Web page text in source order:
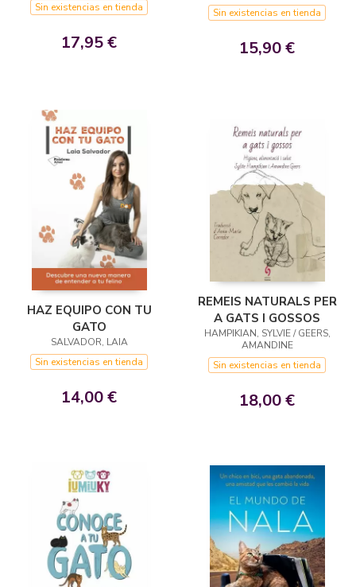
Sin existencias en tienda
17,95 €
Sin existencias en tienda
15,90 €
HAZ EQUIPO CON TU
GATO
SALVADOR, LAIA
Sin existencias en tienda
14,00 €
REMEIS NATURALS PER
A GATS I GOSSOS
HAMPIKIAN, SYLVIE / GEERS,
AMANDINE
Sin existencias en tienda
18,00 €